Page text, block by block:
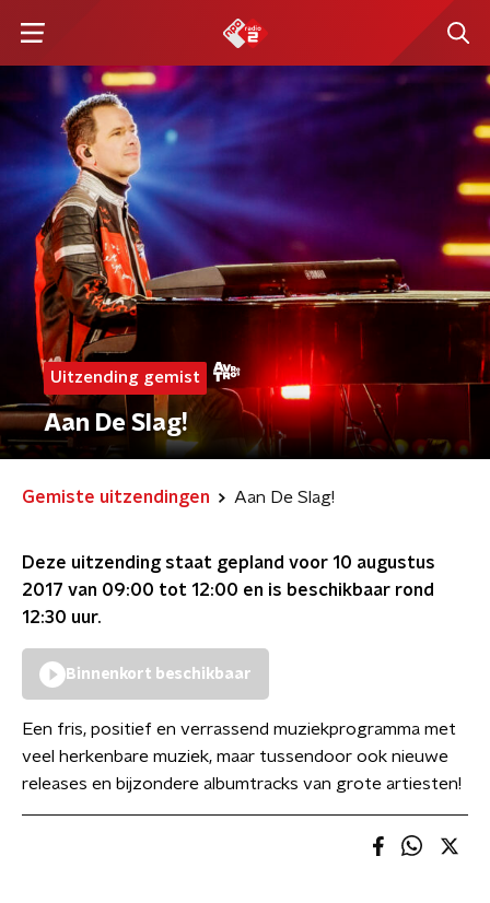
Uitzending gemist
Aan De Slag!
Gemiste uitzendingen Aan De Slag!
Deze uitzending staat gepland voor 10 augustus
2017 van 09:00 tot 12:00 en is beschikbaar rond
12:30 uur.
Binnenkort beschikbaar
Een fris, positief en verrassend muziekprogramma met
veel herkenbare muziek, maar tussendoor ook nieuwe
releases en bijzondere albumtracks van grote artiesten!